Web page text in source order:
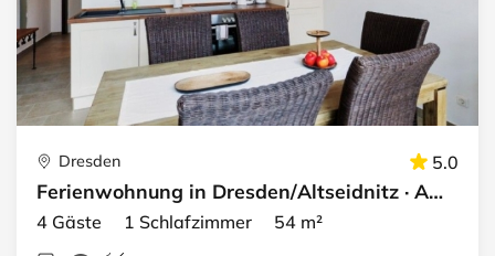
Dresden 5.0
Ferienwohnung in Dresden/Altseidnitz · Apartment 7
4 Gäste 1 Schlafzimmer 54 m²